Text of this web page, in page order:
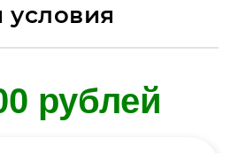
условия
рублей